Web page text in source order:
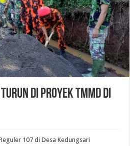
Di Proyek TMMD Di
107 di Desa Kedungsari